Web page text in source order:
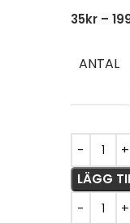
35kr –
ANTAL
LÄGG